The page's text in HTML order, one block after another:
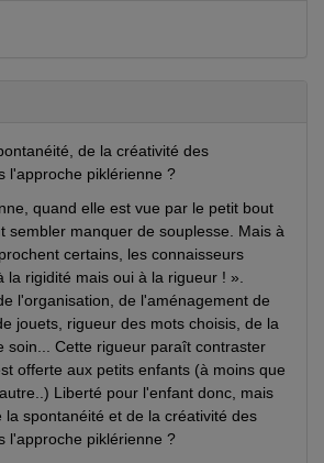
de la créativité des
l'approche piklérienne ?
quand elle est vue par le petit bout
sembler manquer de souplesse. Mais à
certains, les connaisseurs
la rigidité mais oui à la rigueur ! ».
l'organisation, de l'aménagement de
jouets, rigueur des mots choisis, de la
soin... Cette rigueur paraît contraster
offerte aux petits enfants (à moins que
Liberté pour l'enfant donc, mais
la spontanéité et de la créativité des
l'approche piklérienne ?